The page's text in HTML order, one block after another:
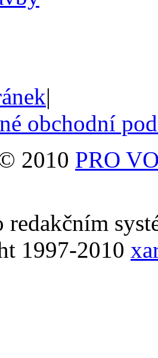
|
obchodní
2010 PRO
redakčním
1997-2010